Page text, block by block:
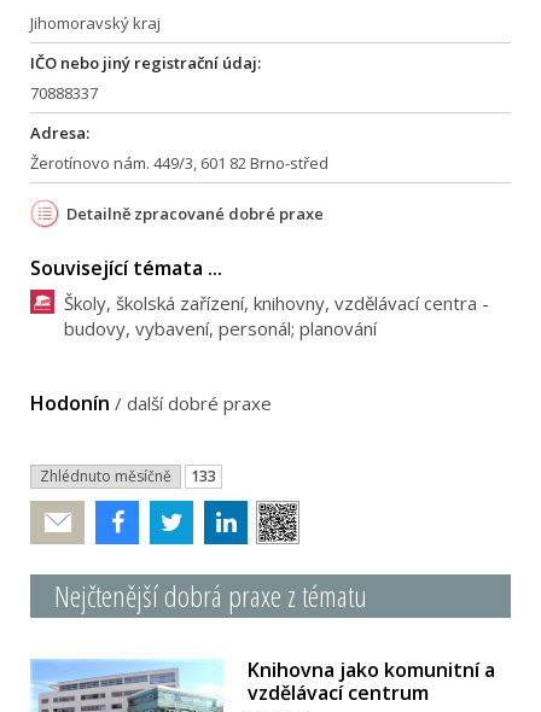
Jihomoravský kraj
IČO nebo jiný registrační údaj:
70888337
Adresa:
Žerotínovo nám. 449/3, 601 82 Brno-střed
Detailně zpracované dobré praxe
Související témata ...
Školy, školská zařízení, knihovny, vzdělávací centra -
budovy, vybavení, personál; planování
Hodonín / další dobré praxe
Zhlédnuto měsíčně 133
Poslat
Nejčtenější dobrá praxe z tématu
Knihovna jako komunitní a
vzdělávací centrum